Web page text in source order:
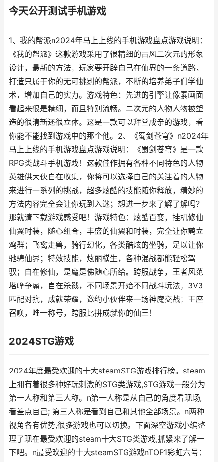
今天公开测试手机游戏
1、我的帮派n2024年马上上线的手机游戏盘点游戏说明：
《我的帮派》这款游戏采用了很精细的古风二次元的形象
设计，最新的方法，玩家要开辟自己在仙界的一条道路，
打造只属于你的无可挑剔的帮派，不断的培养弟子们学仙
术，增加自己的实力。游戏特色：先进的引擎让像素画面
看起来很是精细，而且特别流畅。二次元的人物人物被塑
造的很清新还很立体。这是一款可以拜堂成亲的游戏，看
你能不能找到游戏中的那个他。2、《蜀剑苍穹》n2024年
马上上线的手机游戏盘点游戏说明：《蜀剑苍穹》是一款
RPG类战斗手机游戏！这款佳作拥有各种不同特色的人物
英雄供大伙自在收集，你将可以选择自己的关注着的人物
来进行一系列的挑战，超多炫酷的技能随你释放，精妙的
方法内容完全会让你玩到入迷；想进一步来了解了解吗？
那就请下载游戏感受吧！游戏特色：炫酷百变，挂机修仙
仙翼时装，随心组合，丰盛的仙翼和时装，完全让你鹤立
鸡群；飞禽走兽，骑行幻化，各类酷炫的坐骑，足以让你
驰骋仙界；特效技能，炫丽横生，各种混战都能轻松驾
驭；自在修仙，是魔是佛随心所给。跨服战争，王者风范
塔峰争霸，自在杀戮，不同场景开始不同战斗玩法；3V3
匹配对抗，成就荣耀，邀约小伙伴来一场神魔交战；王座
召唤，唯一称号，跨服比拼成就你的仙王！
2024STG游戏
2024年度最受欢迎的十大steamSTG游戏排行榜。steam
上拥有着很多种好玩刺激的STG类游戏,STG游戏一般分为
第一人称和第三人称。n第一人称是从自己的角度看现场,
看差点自己; 第三人称是看到自己和其他全部场景。n两种
视角各有优势,很多游戏也可以切换。下面深空游戏小编整
理了现在最受欢迎的steam十大STG类游戏,抓紧来了解一
下吧。n最受欢迎的十大steamSTG游戏nTOP1彩虹六号：